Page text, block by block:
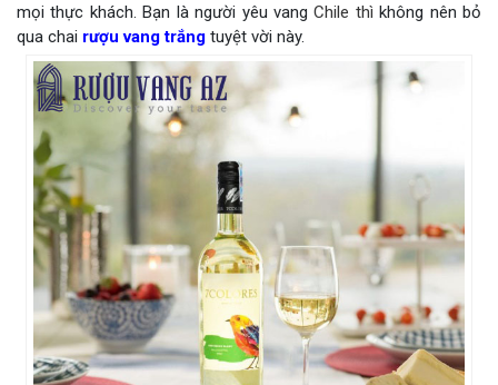
mọi thực khách. Bạn là người yêu vangChile thì không nên bỏ
qua chai rượu vang trắng tuyệt vời này.